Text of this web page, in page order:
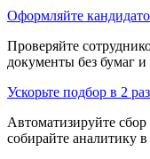
Оформляйте
Проверяйте
документы без бумаг
Ускорьте подбор в 2
Автоматизируйте сбор
собирайте аналитику